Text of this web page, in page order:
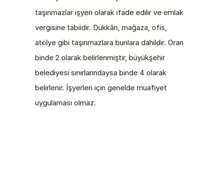
taşınmazlar işyeri olarak ifade edilir ve emlak
vergisine tabiidir. Dükkân, mağaza, ofis,
atölye gibi taşınmazlara bunlara dahildir. Oran
binde 2 olarak belirlenmiştir, büyükşehir
belediyesi sınırlarındaysa binde 4 olarak
belirlenir. İşyerleri için genelde muafiyet
uygulaması olmaz.